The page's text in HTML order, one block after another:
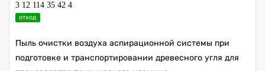
3 12 114 35 42 4
отход
Пыль очистки воздуха аспирационной системы при
подготовке и транспортировании древесного угля для